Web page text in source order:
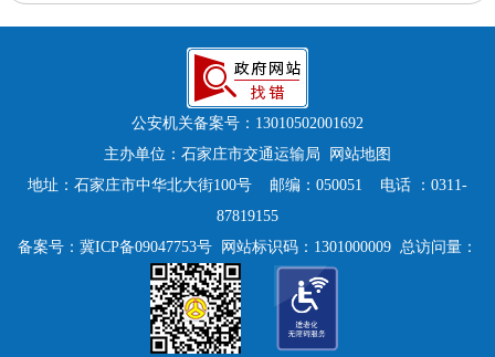
公安机关备案号： 13010502001692
主办单位：石家庄市交通运输局
网站地图
地址：石家庄市中华北大街100号 邮编：050051 电话 ：0311-
87819155
备案号： 冀ICP备09047753号 网站标识码：1301000009 总访问量：